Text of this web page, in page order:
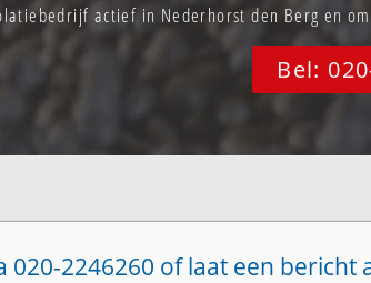
actief in Nederhorst den Berg en
Bel:
020-2246260 of laat een